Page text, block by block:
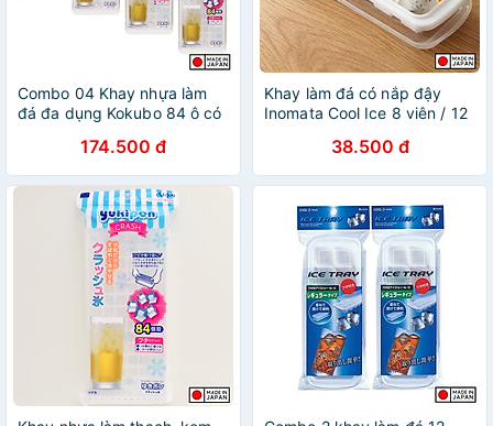
Combo 04 Khay nhựa làm
đá đa dụng Kokubo 84 ô có
bám bụi - Nội địa Nhật Bản
174.500 đ
Khay làm đá có nắp đậy
Inomata Cool Ice 8 viên / 12
Nhật Bản |#Made in Japan
38.500 đ